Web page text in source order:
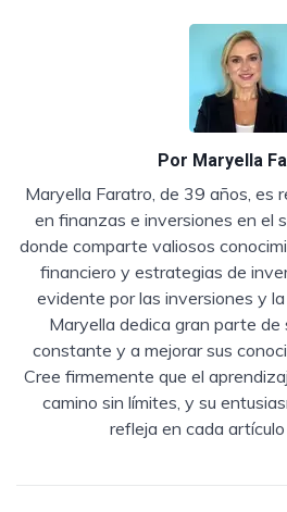
Por Maryella
Maryella Faratro, de 39 años, es
en finanzas e inversiones en el
donde comparte valiosos
financiero y estrategias de
evidente por las inversiones y
Maryella dedica gran parte de
constante y a mejorar sus
Cree firmemente que el
camino sin límites, y su
refleja en cada artículo